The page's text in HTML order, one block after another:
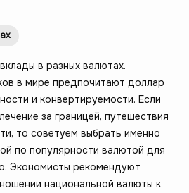
в разных валютах.
в мире предпочитают доллар
и конвертируемости. Если
за границей, путешествия
то советуем выбрать именно
по популярности валютой для
Экономисты рекомендуют
национальной валюты к